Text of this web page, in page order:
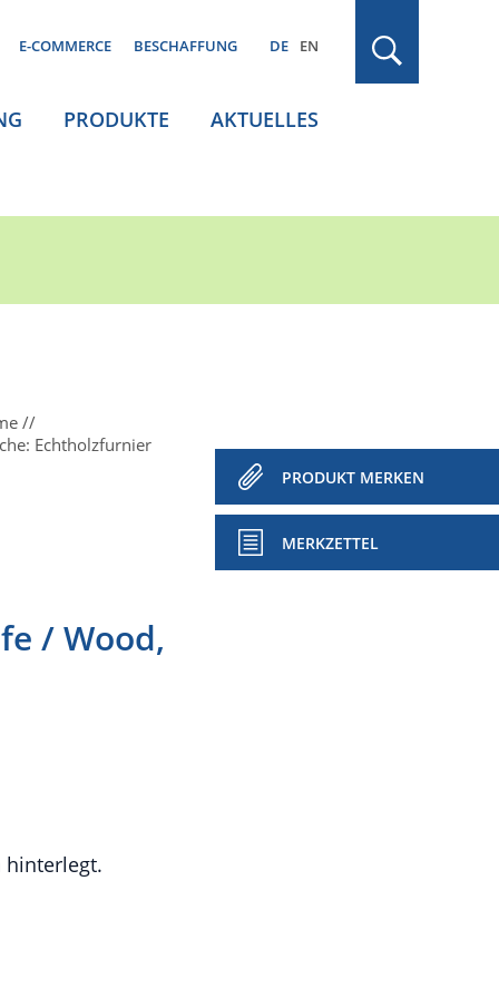
E-COMMERCE BESCHAFFUNG DE EN
PRODUKTE AKTUELLES
Echtholzfurnier
PRODUKT MERKEN
MERKZETTEL
/ Wood,
hinterlegt.